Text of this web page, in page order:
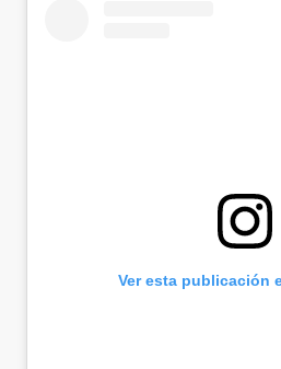
Ver esta publicación